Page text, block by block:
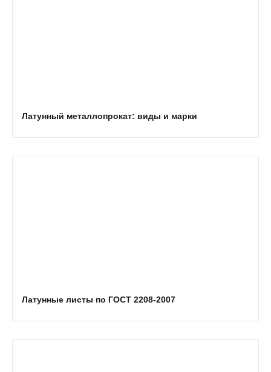
Латунный металлопрокат: виды и марки
Латунные листы по ГОСТ 2208-2007